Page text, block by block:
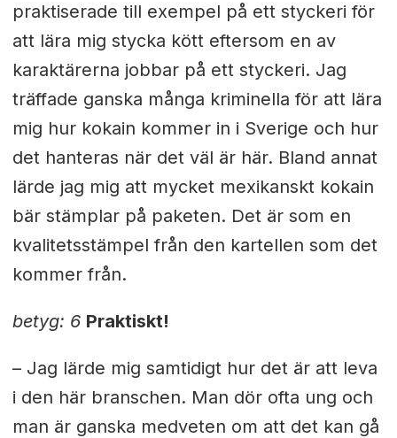
praktiserade till exempel på ett styckeri för
att lära mig stycka kött eftersom en av
karaktärerna jobbar på ett styckeri. Jag
träffade ganska många kriminella för att lära
mig hur kokain kommer in i Sverige och hur
det hanteras när det väl är här. Bland annat
lärde jag mig att mycket mexikanskt kokain
bär stämplar på paketen. Det är som en
kvalitetsstämpel från den kartellen som det
kommer från.
betyg: 6 Praktiskt!
– Jag lärde mig samtidigt hur det är att leva
i den här branschen. Man dör ofta ung och
man är ganska medveten om att det kan gå